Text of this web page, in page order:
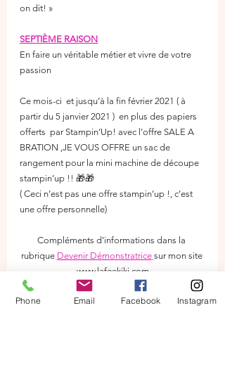
on dit! »
SEPTIÈME RAISON
En faire un véritable métier et vivre de votre
passion
Ce mois-ci  et jusqu’à la fin février 2021 ( à
partir du 5 janvier 2021 )  en plus des papiers
offerts  par Stampin’Up! avec l‘offre SALE A
BRATION ,JE VOUS OFFRE un sac de
rangement pour la mini machine de découpe
stampin’up !! 🎁🎁
( Ceci n’est pas une offre stampin’up !, c’est
une offre personnelle)
Compléments d’informations dans la
rubrique Devenir Démonstratrice sur mon site
www.lafeekiki.com
N’hésitez plus! !! et cliquez sur le lien
« Les
Phone Email Facebook Instagram